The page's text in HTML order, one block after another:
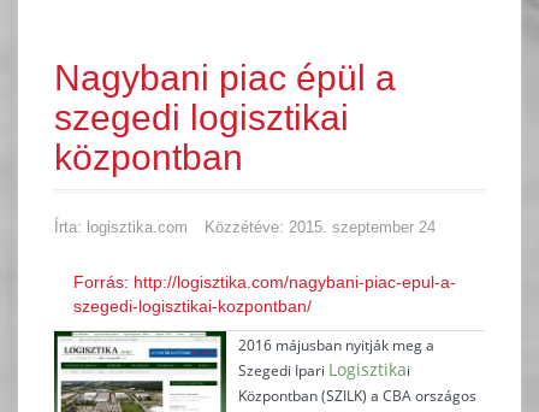
Nagybani piac épül a
szegedi logisztikai
központban
Írta: logisztika.com Közzétéve: 2015. szeptember 24
Forrás: http://logisztika.com/nagybani-piac-epul-a-
szegedi-logisztikai-kozpontban/
2016 májusban nyitják meg a
Szegedi Ipari Logisztikai
Központban (SZILK) a CBA országos